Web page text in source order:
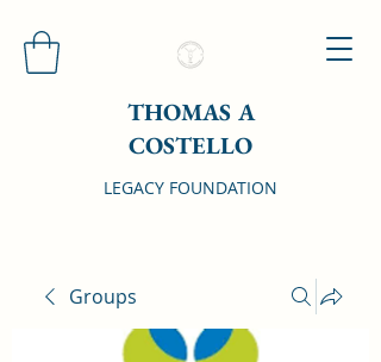
THOMAS A
COSTELLO
LEGACY FOUNDATION
Groups